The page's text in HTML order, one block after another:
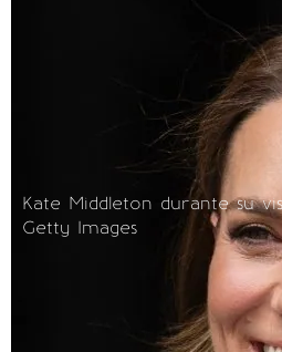
Kate Middleton durante su
Getty Images